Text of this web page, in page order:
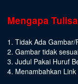
Mengapa
1. Tidak Ada
2. Gambar tidak
3. Judul Pakai Huruf
4. Menambahkan